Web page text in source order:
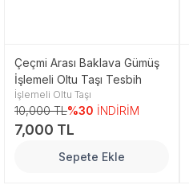
Çeçmi Arası Baklava Gümüş
İşlemeli Oltu Taşı Tesbih
İşlemeli Oltu Taşı
10,000 TL%30 İNDİRİM
7,000 TL
Sepete Ekle